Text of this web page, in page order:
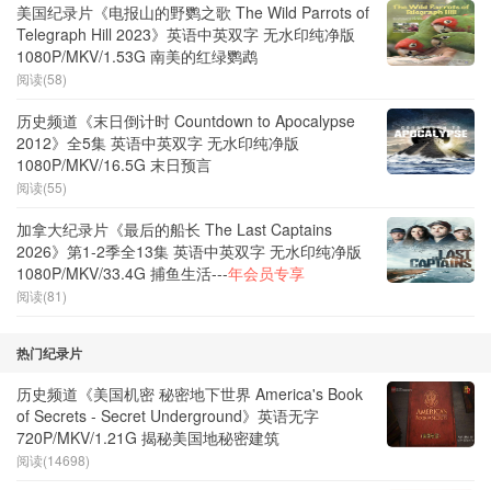
美国纪录片《电报山的野鹦之歌 The Wild Parrots of
Telegraph Hill 2023》英语中英双字 无水印纯净版
1080P/MKV/1.53G 南美的红绿鹦鹉
阅读(58)
历史频道《末日倒计时 Countdown to Apocalypse
2012》全5集 英语中英双字 无水印纯净版
1080P/MKV/16.5G 末日预言
阅读(55)
加拿大纪录片《最后的船长 The Last Captains
2026》第1-2季全13集 英语中英双字 无水印纯净版
1080P/MKV/33.4G 捕鱼生活---年会员专享
阅读(81)
热门纪录片
历史频道《美国机密 秘密地下世界 America's Book
of Secrets - Secret Underground》英语无字
720P/MKV/1.21G 揭秘美国地秘密建筑
阅读(14698)